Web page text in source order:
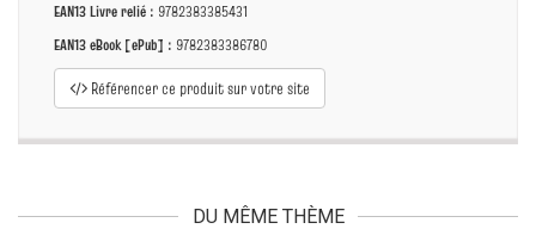
EAN13 Livre relié : 9782383385431
EAN13 eBook [ePub] : 9782383386780
Référencer ce produit sur votre site
DU MÊME THÈME